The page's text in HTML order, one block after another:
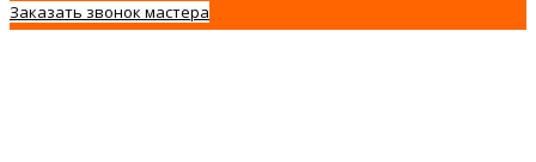
Заказать звонок мастера